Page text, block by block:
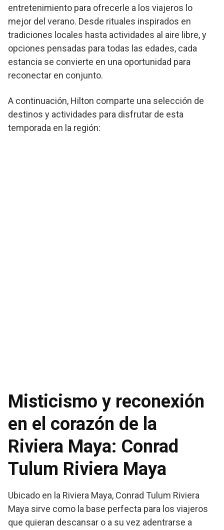
entretenimiento para ofrecerle a los viajeros lo
mejor del verano. Desde rituales inspirados en
tradiciones locales hasta actividades al aire libre, y
opciones pensadas para todas las edades, cada
estancia se convierte en una oportunidad para
reconectar en conjunto.
A continuación, Hilton comparte una selección de
destinos y actividades para disfrutar de esta
temporada en la región:
Misticismo y reconexión
en el corazón de la
Riviera Maya: Conrad
Tulum Riviera Maya
Ubicado en la Riviera Maya, Conrad Tulum Riviera
Maya sirve como la base perfecta para los viajeros
que quieran descansar o a su vez adentrarse a